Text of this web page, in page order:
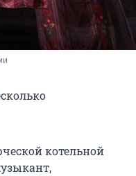
котельной